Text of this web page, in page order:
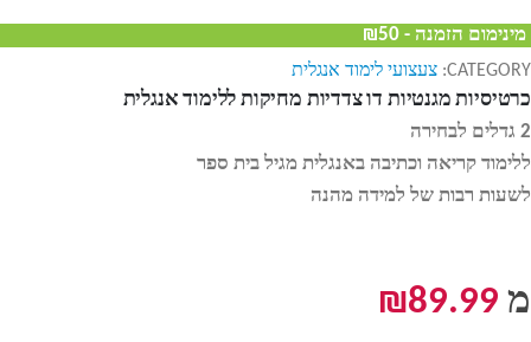
מינימום הזמנה - ₪50
CATEGORY: צעצועי לימוד אנגלית
כרטיסיות מגנטיות דו צדדיות מחיקות ללימוד אנגלית
2 גדלים לבחירה
ללימוד קריאה וכתיבה באנגלית מגיל בית ספר
לשעות רבות של למידה מהנה
מ ₪89.99